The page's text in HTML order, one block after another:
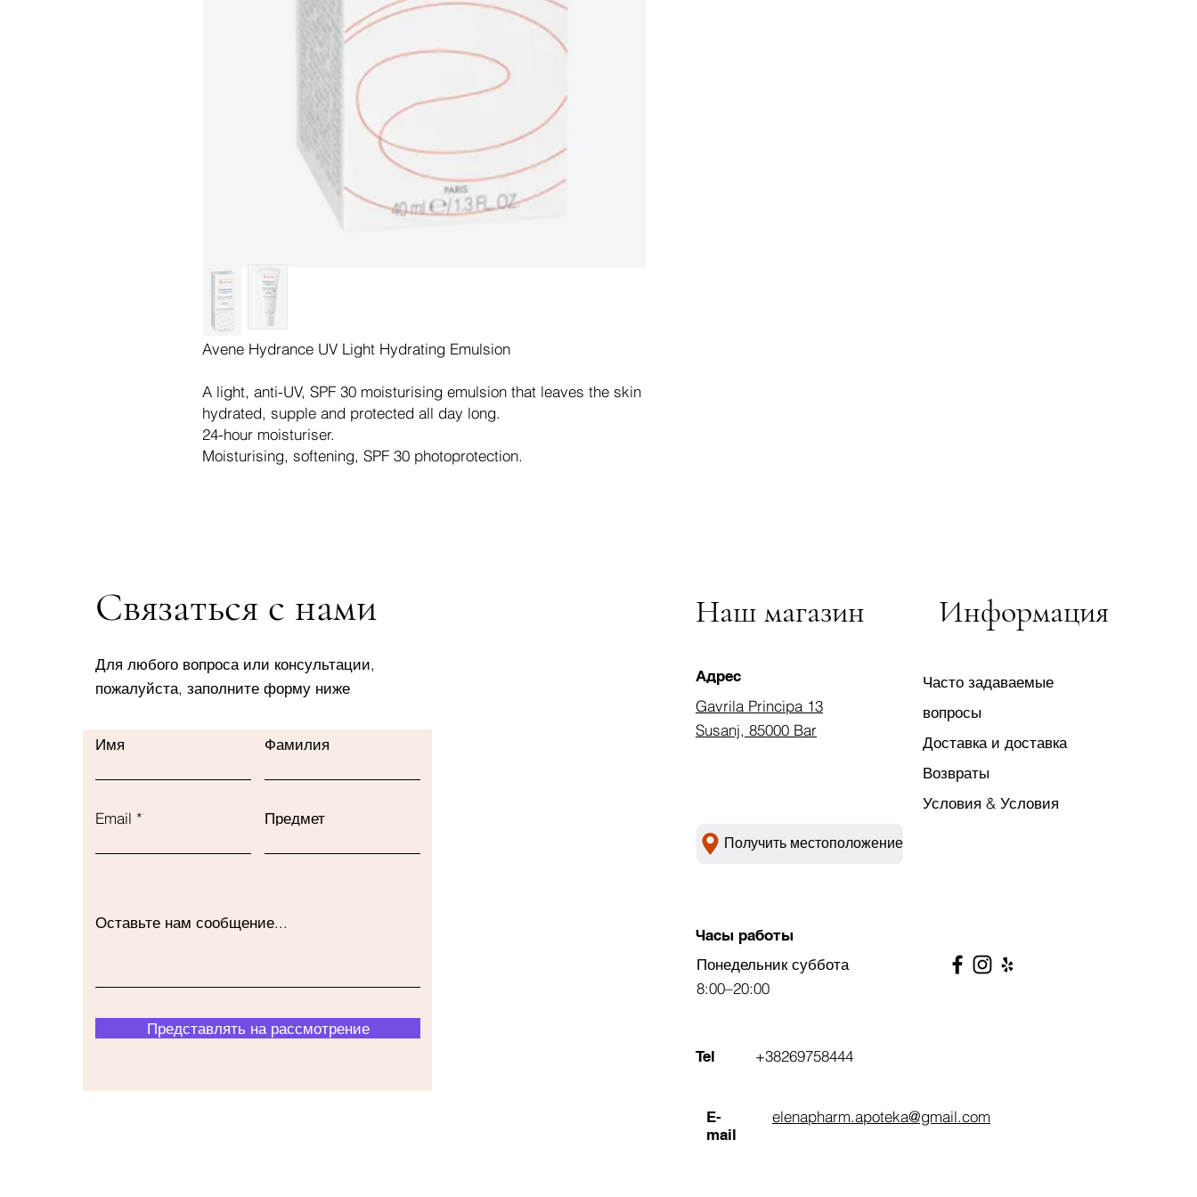
Avene Hydrance UV Light Hydrating Emulsion
A light, anti-UV, SPF 30 moisturising emulsion that leaves the skin
hydrated, supple and protected all day long.
24-hour moisturiser.
Moisturising, softening, SPF 30 photoprotection.
Связаться с нами
Для любого вопроса или консультации,
пожалуйста, заполните форму ниже
Имя Фамилия
Email Предмет
Оставьте нам сообщение...
Представлять на рассмотрение
Наш магазин
Адрес
Gavrila Principa 13
Susanj, 85000 Bar
Информация
Часто задаваемые
вопросы
Доставка и доставка
Возвраты
Условия & Условия
Получить местоположение
Часы работы
Понедельник суббота
8:00–20:00
Tel +38269758444
E-
mail
elenapharm.apoteka@gmail.com